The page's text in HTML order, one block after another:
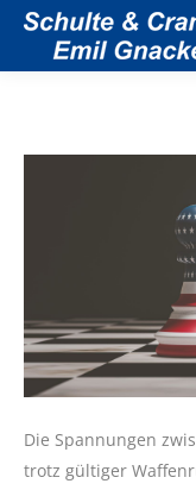
Die Spannungen
trotz gültiger